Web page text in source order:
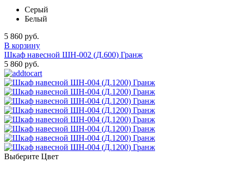
Серый
Белый
5 860 руб.
В корзину
Шкаф навесной ШН-002 (Д.600) Гранж
5 860 руб.
Выберите Цвет